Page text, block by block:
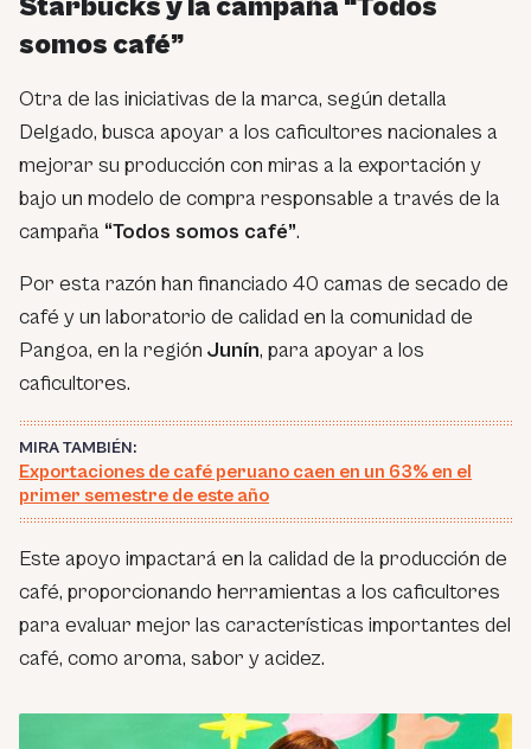
Starbucks y la campaña “Todos
somos café”
Otra de las iniciativas de la marca, según detalla
Delgado, busca apoyar a los caficultores nacionales a
mejorar su producción con miras a la exportación y
bajo un modelo de compra responsable a través de la
campaña “Todos somos café”.
Por esta razón han financiado 40 camas de secado de
café y un laboratorio de calidad en la comunidad de
Pangoa, en la región Junín, para apoyar a los
caficultores.
MIRA TAMBIÉN:
Exportaciones de café peruano caen en un 63% en el
primer semestre de este año
Este apoyo impactará en la calidad de la producción de
café, proporcionando herramientas a los caficultores
para evaluar mejor las características importantes del
café, como aroma, sabor y acidez.